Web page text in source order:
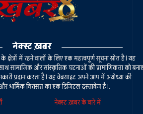
नेक्स्ट ख़बर
में रहने वालों के लिए एक महत्वपूर्ण सूचना स्रोत है। यह
सामाजिक और सांस्कृतिक घटनाओं की प्रामाणिकता को बनाए
प्रदान करता है। यह वेबसाइट अपने आप में अयोध्या की
धार्मिक विरासत का एक डिजिटल दस्तावेज है।.
नेक्स्ट ख़बर के बारे में